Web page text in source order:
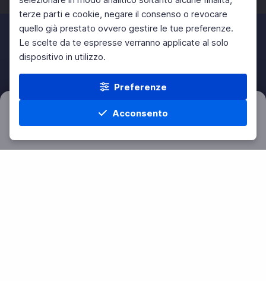
terze parti e cookie, negare il consenso o revocare
quello già prestato ovvero gestire le tue preferenze.
Le scelte da te espresse verranno applicate al solo
dispositivo in utilizzo.
Preferenze
Acconsento
Home Materie Cerca Menu